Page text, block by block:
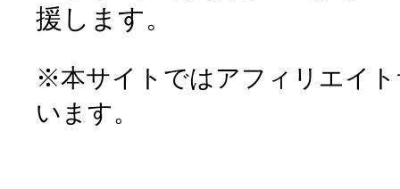
援します。
※本サイトではアフィリエイ
います。